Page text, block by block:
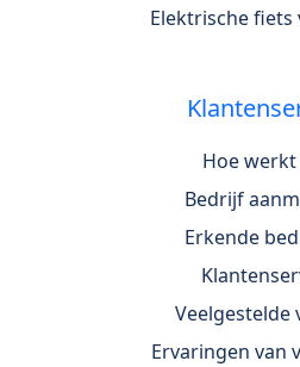
Elektrische fiets
Hoe
Bedrijf
Erkende
Veelgestelde
Ervaringen van